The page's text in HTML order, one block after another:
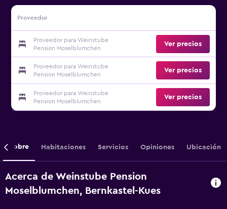
Proveedor
Proveedor para Weinstube
Pension Moselblumchen
Ver precios
Proveedor para Weinstube
Pension Moselblumchen
Ver precios
Proveedor para Weinstube
Pension Moselblumchen
Ver precios
Sobre Habitaciones Servicios Opiniones Ubicación
Acerca de Weinstube Pension
Moselblumchen, Bernkastel-Kues